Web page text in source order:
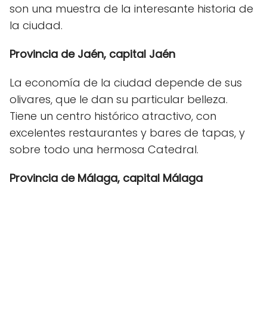
son una muestra de la interesante historia de
la ciudad.
Provincia de Jaén, capital Jaén
La economía de la ciudad depende de sus
olivares, que le dan su particular belleza.
Tiene un centro histórico atractivo, con
excelentes restaurantes y bares de tapas, y
sobre todo una hermosa Catedral.
Provincia de Málaga, capital Málaga